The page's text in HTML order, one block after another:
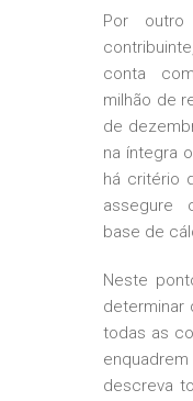
Por
conta
milhão de
de
na íntegra
há critério
assegure
base de
Neste
determinar
todas as
descreva